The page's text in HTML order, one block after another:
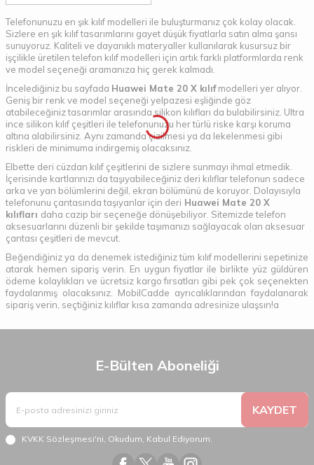
Telefonunuzu en şık kılıf modelleri ile buluşturmanız çok kolay olacak.
Sizlere en şık kılıf tasarımlarını gayet düşük fiyatlarla satın alma şansı
sunuyoruz. Kaliteli ve dayanıklı materyaller kullanılarak kusursuz bir
işçilikle üretilen telefon kılıf modelleri için artık farklı platformlarda renk
ve model seçeneği aramanıza hiç gerek kalmadı.
İncelediğiniz bu sayfada Huawei Mate 20 X kılıfmodelleri yer alıyor.
Geniş bir renk ve model seçeneği yelpazesi eşliğinde göz
atabileceğiniz tasarımlar arasında silikon kılıfları da bulabilirsiniz. Ultra
ince silikon kılıf çeşitleri ile telefonunuzu her türlü riske karşı koruma
altına alabilirsiniz. Aynı zamanda çizilmesi ya da lekelenmesi gibi
riskleri de minimuma indirgemiş olacaksınız.
Elbette deri cüzdan kılıf çeşitlerini de sizlere sunmayı ihmal etmedik.
İçerisinde kartlarınızı da taşıyabileceğiniz deri kılıflar telefonun sadece
arka ve yan bölümlerini değil, ekran bölümünü de koruyor. Dolayısıyla
telefonunu çantasında taşıyanlar için deri Huawei Mate 20 X
kılıfları daha cazip bir seçeneğe dönüşebiliyor. Sitemizde telefon
aksesuarlarını düzenli bir şekilde taşımanızı sağlayacak olan aksesuar
çantası çeşitleri de mevcut.
Beğendiğiniz ya da denemek istediğiniz tüm kılıf modellerini sepetinize
atarak hemen sipariş verin. En uygun fiyatlar ile birlikte yüz güldüren
ödeme kolaylıkları ve ücretsiz kargo fırsatları gibi pek çok seçenekten
faydalanmış olacaksınız. MobilCadde ayrıcalıklarından faydalanarak
sipariş verin, seçtiğiniz kılıflar kısa zamanda adresinize ulaşsın!a
E-Bülten Aboneliği
KAYDET
KVKK Sözleşmesi'ni, Okudum, Kabul Ediyorum.